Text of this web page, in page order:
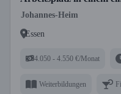
Johannes-Heim
Essen
4.050 - 4.550 €/Monat
Weiterbildungen